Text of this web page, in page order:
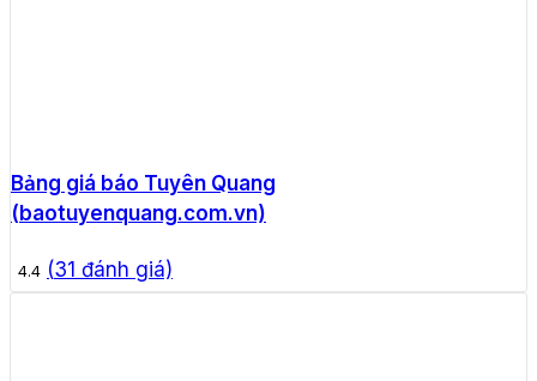
Bảng giá báo Tuyên Quang
(baotuyenquang.com.vn)
4.4 (31 đánh giá)